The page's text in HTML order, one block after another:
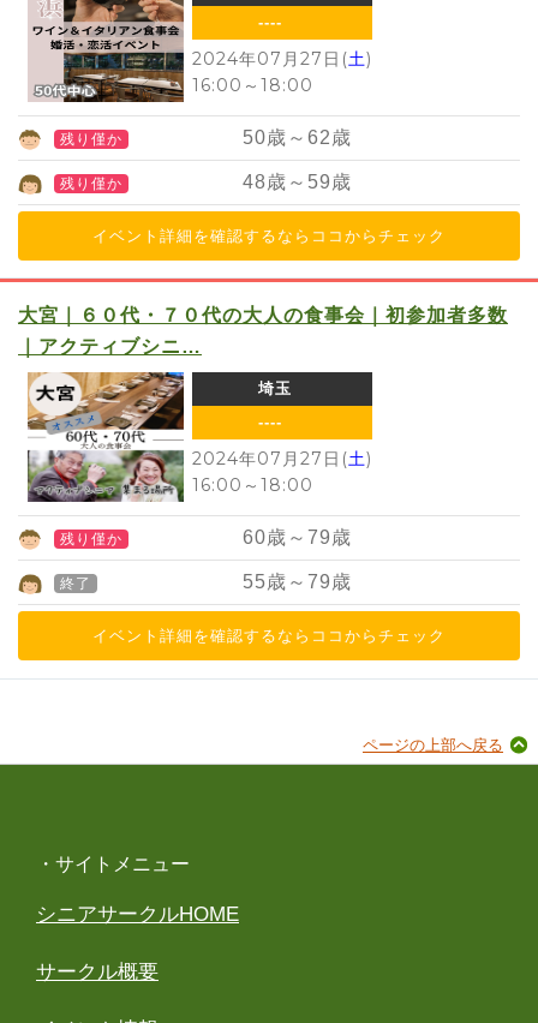
----
2024年07月27日(土)
16:00 ～ 18:00
残り僅か 50歳～62歳
残り僅か 48歳～ 59歳
イベント詳細を確認するならココからチェック
大宮｜６０代・７０代の大人の食事会｜初参加者多数
｜アクティブシニ…
埼玉
----
2024年07月27日(土)
16:00 ～ 18:00
残り僅か 60歳～79歳
終了 55歳～79歳
イベント詳細を確認するならココからチェック
ページの上部へ戻る
・サイトメニュー
シニアサークルHOME
サークル概要